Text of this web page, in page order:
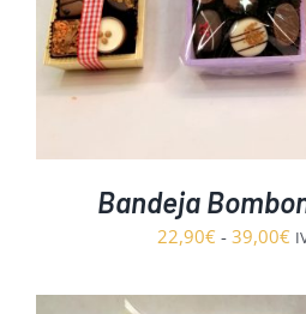
Bandeja
22,90€ - 39,00€